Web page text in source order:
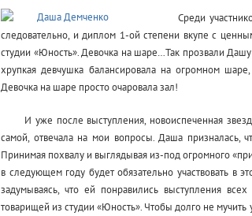
Среди
следовательно, и диплом 1-ой степени вкупе с
студии «Юность». Девочка на шаре…Так прозвали
хрупкая девчушка балансировала на огромном
Девочка на шаре просто очаровала зал!
И уже после выступления, новоиспеченная
самой, отвечала на мои вопросы. Даша призналась,
Принимая похвалу и выглядывая из-под огромного
в следующем году будет обязательно участвовать в
задумываясь, что ей понравились выступления
товарищей из студии «Юность». Чтобы долго не